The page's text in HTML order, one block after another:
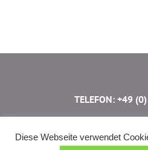
TELEFON: +49
Dr. Skantze
Untere Königstr. 29 ⋅
Diese Webseite verwendet